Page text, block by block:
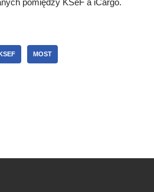
pomiędzy KSeF a iCargo.
KSEF MOST